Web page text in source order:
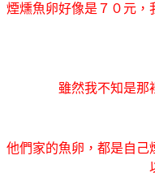
煙燻魚卵好像是７０元，
雖然我不知是那
他們家的魚卵，都是自己